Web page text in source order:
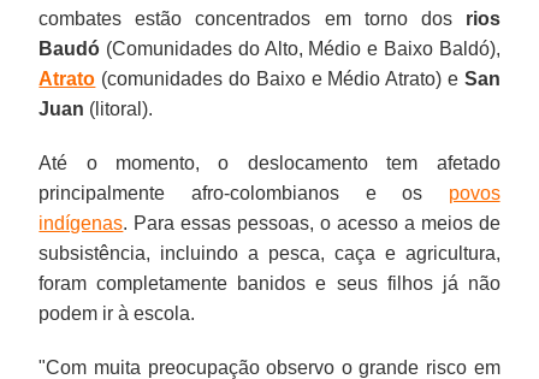
combates estão concentrados em torno dos rios
Baudó (Comunidades do Alto, Médio e Baixo Baldó),
Atrato (comunidades do Baixo e Médio Atrato) e San
Juan (litoral).
Até o momento, o deslocamento tem afetado
principalmente afro-colombianos e os povos
indígenas. Para essas pessoas, o acesso a meios de
subsistência, incluindo a pesca, caça e agricultura,
foram completamente banidos e seus filhos já não
podem ir à escola.
"Com muita preocupação observo o grande risco em